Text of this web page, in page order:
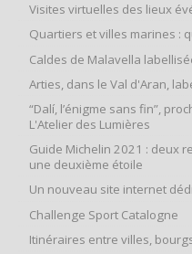
Visites virtuelles des lieux
Quartiers et villes marines :
Caldes de Malavella
Arties, dans le Val d'Aran,
“Dalí, l’énigme sans fin”,
L'Atelier des Lumières
Guide Michelin 2021 : deux
une deuxième étoile
Un nouveau site internet
Challenge Sport Catalogne
Itinéraires entre villes,